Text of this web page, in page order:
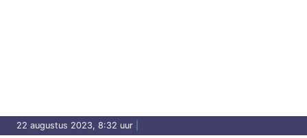
22 augustus 2023, 8:32 uur